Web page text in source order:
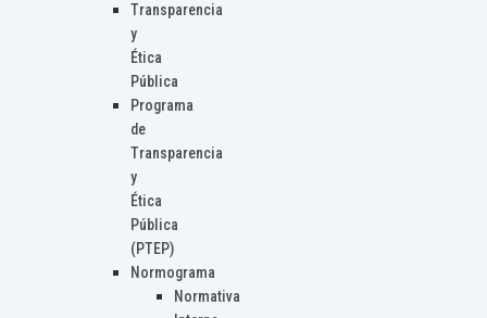
Transparencia
y
Ética
Pública
Programa
de
Transparencia
y
Ética
Pública
(PTEP)
Normograma
Normativa